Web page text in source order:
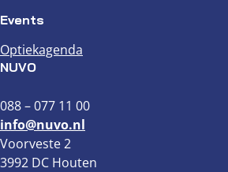
Events
Optiekagenda
NUVO
088 – 077 11 00
info@nuvo.nl
Voorveste 2
3992 DC Houten